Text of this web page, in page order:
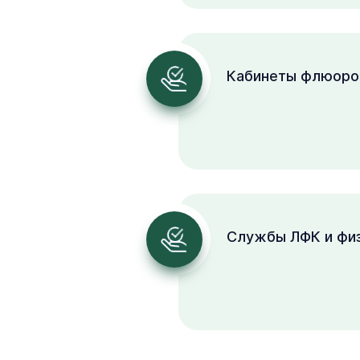
Кабинеты
Службы ЛФК и